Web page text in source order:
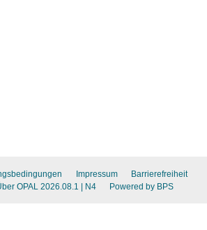
Impressum
Barrierefreiheit
OPAL 2026.08.1 | N4 Powered by BPS